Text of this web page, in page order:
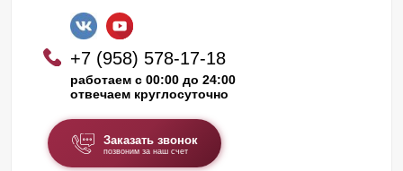
+7 (958) 578-17-18
работаем с 00:00 до 24:00
отвечаем круглосуточно
Заказать звонок
позвоним за наш счет